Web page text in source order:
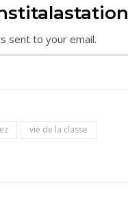
sent to your email.
vie de la classe